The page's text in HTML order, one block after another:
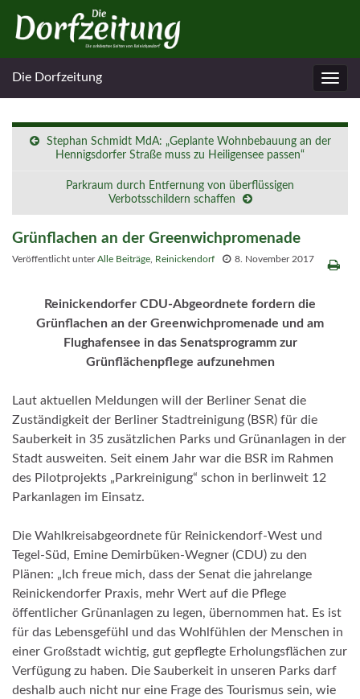
Die Dorfzeitung
Stephan Schmidt MdA: „Geplante Wohnbebauung an der
Hennigsdorfer Straße muss zu Heiligensee passen“
Parkraum durch Entfernung von überflüssigen
Verbotsschildern schaffen
Grünflachen an der Greenwichpromenade
Veröffentlicht unterAlle Beiträge Reinickendorf 8. November 2017
Reinickendorfer CDU-Abgeordnete fordern die
Grünflachen an der Greenwichpromenade und am
Flughafensee in das Senatsprogramm zur
Grünflächenpflege aufzunehmen
Laut aktuellen Meldungen will der Berliner Senat die
Zuständigkeit der Berliner Stadtreinigung (BSR) für die
Sauberkeit in 35 zusätzlichen Parks und Grünanlagen in der
Stadt ausweiten. Seit einem Jahr war die BSR im Rahmen
des Pilotprojekts „Parkreinigung“ schon in berlinweit 12
Parkanlagen im Einsatz.
Die Wahlkreisabgeordnete für Reinickendorf-West und
Tegel-Süd, Emine Demirbüken-Wegner (CDU) zu den
Plänen: „Ich freue mich, dass der Senat die jahrelange
Reinickendorfer Praxis, mehr Wert auf die Pflege
öffentlicher Grünanlagen zu legen, übernommen hat. Es ist
für das Lebensgefühl und das Wohlfühlen der Menschen in
einer Großstadt wichtig, gut gepflegte Erholungsflächen zur
Verfügung zu haben. Die Sauberkeit in unseren Parks darf
deshalb auch nicht nur eine Frage des Tourismus sein, wie